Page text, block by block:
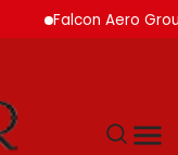
Falcon Aero Group,